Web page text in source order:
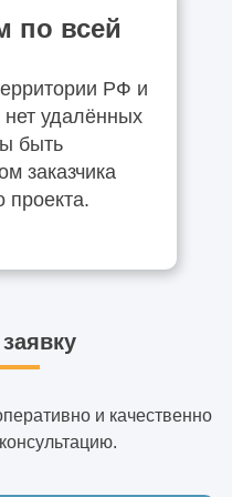
по всей
РФ и
удалённых
быть
заказчика
проекта.
и качественно